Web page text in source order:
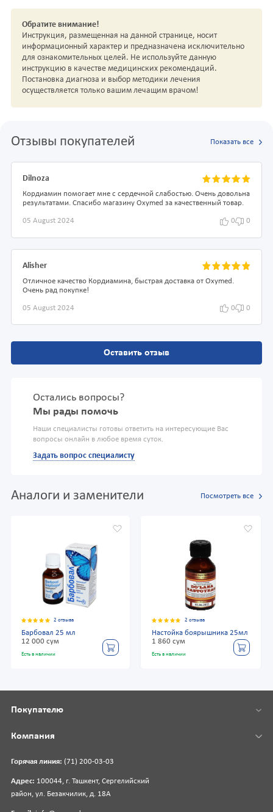
Обратите внимание!
Инструкция, размещенная на данной странице, носит
информационный характер и предназначена исключительно
для ознакомительных целей. Не используйте данную
инструкцию в качестве медицинских рекомендаций.
Постановка диагноза и выбор методики лечения
осуществляется только вашим лечащим врачом!
Отзывы покупателей Показать все
Dilnoza
Кордиамин помогает мне с сердечной слабостью. Очень довольна
результатами. Спасибо магазину Oxymed за качественный товар.
05 August 2024 0 0
Alisher
Отличное качество Кордиамина, быстрая доставка от Oxymed.
Очень рад покупке!
05 August 2024 0 0
Оставить отзыв
Остались вопросы?
Мы рады помочь
Наши специалисты готовы ответить на интересующие Вас
вопросы онлайн в любое время суток.
Задать вопрос специалисту
Аналоги и заменители Посмотреть все
2 отзыва
Барбовал 25 мл
12 000 сум
Есть в наличии
2 отзыва
Настойка боярышника 25мл
1 860 сум
Есть в наличии
Горячая линия: (71) 200-03-03
Адрес: 100044, г. Ташкент, Сергелийский
район, ул. Безакчилик, д. 18А
Покупателю
Компания